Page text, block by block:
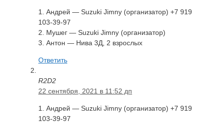
1. Андрей — Suzuki Jimny (организатор) +7 919
103-39-97
2. Мушег — Suzuki Jimny (организатор)
3. Антон — Нива 3Д, 2 взрослых
Ответить
R2D2
22 сентября, 2021 в 11:52 дп
1. Андрей — Suzuki Jimny (организатор) +7 919
103-39-97